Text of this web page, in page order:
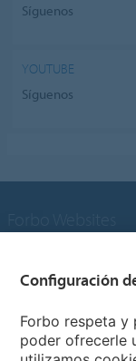
Síguenos
YOUTUBE
Síguenos
Forbo Flooring
Configuración
Forbo respeta y
poder ofrecerle